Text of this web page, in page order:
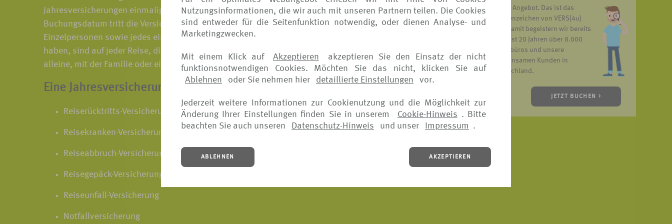
Nutzungsinformationen, die wir auch mit unseren Partnern teilen. Die Cookies
sind entweder für die Seitenfunktion notwendig, oder dienen Analyse- und
Marketingzwecken.
Mit einem Klick auf Akzeptieren
akzeptieren Sie den Einsatz der nicht
funktionsnotwendigen Cookies. Möchten Sie das nicht, klicken Sie auf
Ablehnen
oder Sie nehmen hier detaillierte Einstellungen vor.
Jederzeit weitere Informationen zur Cookienutzung und die Möglichkeit zur
Änderung Ihrer Einstellungen finden Sie in unserem
Cookie-Hinweis . Bitte
beachten Sie auch unseren
Datenschutz-Hinweis und unser Impressum .
ABLEHNEN AKZEPTIEREN
Jahresversicherungen einmalig geprüft, um für jeden ein individuelles Sorglos-Paket zu schnüren. Am
Buchungsdatum tritt die Versicherung für ein Jahr in Kraft und verlängert sich fünf Jahre lang automatisch.
Einzelpersonen sowie jedes einzelne Mitglied einer Familien, die eine Familienversicherungen abgeschlossen
haben, sind auf jeder Reise, die mehr als 50km vom Wohnsitz entfernt ist, versichert - im In- und Ausland;
alleine, mit der Familie oder einer Reisegruppe; bei Tagesreisen und Langzeiturlauben.
Eine Jahresversicherung beinhaltet zum Beispiel*:
Reiserücktritts-Versicherung
Reisekranken-Versicherung
Reiseabbruch-Versicherung
Reisegepäck-Versicherung
Reiseunfall-Versicherung
Notfallversicherung
unser Angebot. Das ist das
Markenzeichen von VERS[4u]
und damit begeistern wir bereits
seit fast 20 Jahren über 8.000
Reisebüros und unsere
gemeinsamen Kunden in
Deutschland.
JETZT BUCHEN >